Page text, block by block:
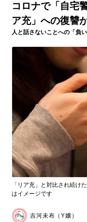
コロナで「自宅
ア充」への復讐
人と話さないことへの「負い
「リア充」と対比され続
はイメージです
吉河未布（Y嬢）